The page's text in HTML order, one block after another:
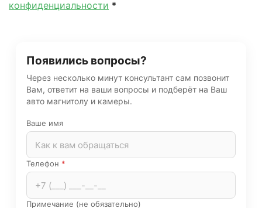
конфиденциальности *
Появились вопросы?
Через несколько минут консультант сам позвонит
Вам, ответит на ваши вопросы и подберёт на Ваш
авто магнитолу и камеры.
Ваше имя
Телефон *
Примечание (не обязательно)